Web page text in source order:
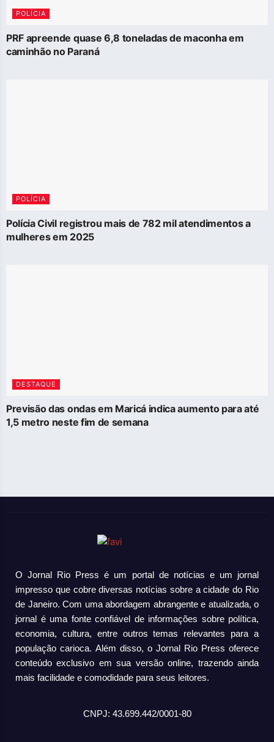
POLÍCIA
PRF apreende quase 6,8 toneladas de maconha em
caminhão no Paraná
POLÍCIA
Polícia Civil registrou mais de 782 mil atendimentos a
mulheres em 2025
DESTAQUE
Previsão das ondas em Maricá indica aumento para até
1,5 metro neste fim de semana
O Jornal Rio Press é um portal de notícias e um jornal
impresso que cobre diversas notícias sobre a cidade do Rio
de Janeiro. Com uma abordagem abrangente e atualizada, o
jornal é uma fonte confiável de informações sobre política,
economia, cultura, entre outros temas relevantes para a
população carioca. Além disso, o Jornal Rio Press oferece
conteúdo exclusivo em sua versão online, trazendo ainda
mais facilidade e comodidade para seus leitores.
CNPJ: 43.699.442/0001-80